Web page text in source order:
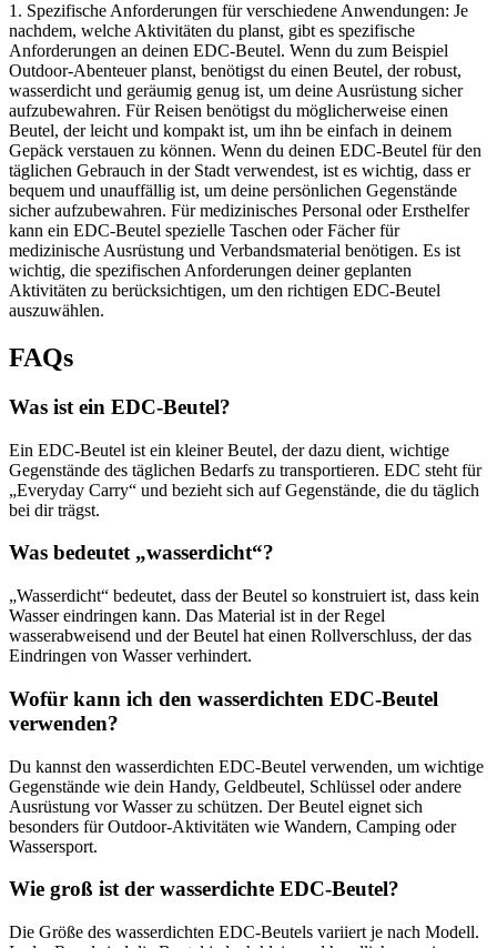
1. Spezifische Anforderungen für verschiedene Anwendungen: Je
nachdem, welche Aktivitäten du planst, gibt es spezifische
Anforderungen an deinen EDC-Beutel. Wenn du zum Beispiel
Outdoor-Abenteuer planst, benötigst du einen Beutel, der robust,
wasserdicht und geräumig genug ist, um deine Ausrüstung sicher
aufzubewahren. Für Reisen benötigst du möglicherweise einen
Beutel, der leicht und kompakt ist, um ihn be einfach in deinem
Gepäck verstauen zu können. Wenn du deinen EDC-Beutel für den
täglichen Gebrauch in der Stadt verwendest, ist es wichtig, dass er
bequem und unauffällig ist, um deine persönlichen Gegenstände
sicher aufzubewahren. Für medizinisches Personal oder Ersthelfer
kann ein EDC-Beutel spezielle Taschen oder Fächer für
medizinische Ausrüstung und Verbandsmaterial benötigen. Es ist
wichtig, die spezifischen Anforderungen deiner geplanten
Aktivitäten zu berücksichtigen, um den richtigen EDC-Beutel
auszuwählen.
FAQs
Was ist ein EDC-Beutel?
Ein EDC-Beutel ist ein kleiner Beutel, der dazu dient, wichtige
Gegenstände des täglichen Bedarfs zu transportieren. EDC steht für
„Everyday Carry“ und bezieht sich auf Gegenstände, die du täglich
bei dir trägst.
Was bedeutet „wasserdicht“?
„Wasserdicht“ bedeutet, dass der Beutel so konstruiert ist, dass kein
Wasser eindringen kann. Das Material ist in der Regel
wasserabweisend und der Beutel hat einen Rollverschluss, der das
Eindringen von Wasser verhindert.
Wofür kann ich den wasserdichten EDC-Beutel
verwenden?
Du kannst den wasserdichten EDC-Beutel verwenden, um wichtige
Gegenstände wie dein Handy, Geldbeutel, Schlüssel oder andere
Ausrüstung vor Wasser zu schützen. Der Beutel eignet sich
besonders für Outdoor-Aktivitäten wie Wandern, Camping oder
Wassersport.
Wie groß ist der wasserdichte EDC-Beutel?
Die Größe des wasserdichten EDC-Beutels variiert je nach Modell.